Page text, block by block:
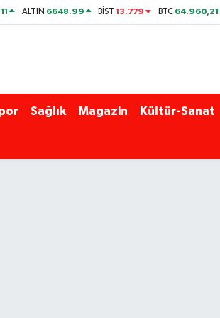
ALTIN 6648.99 BİST13.779 BTC 64.960,21
Sağlık Magazin Kültür-Sanat